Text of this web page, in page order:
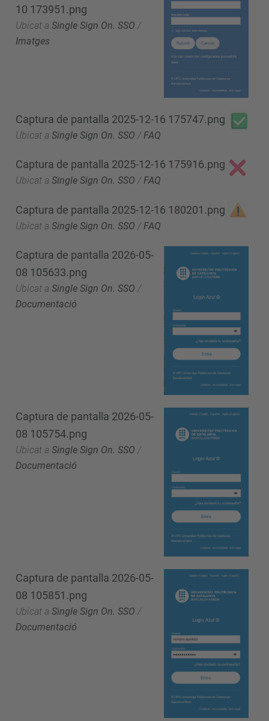
10 173951.png
Ubicat a Single Sign On. SSO /
Imatges
Captura de pantalla 2025-12-16 175747.png
Ubicat a Single Sign On. SSO / FAQ
Captura de pantalla 2025-12-16 175916.png
Ubicat a Single Sign On. SSO /FAQ
Captura de pantalla 2025-12-16 180201.png
Ubicat a Single Sign On. SSO / FAQ
Captura de pantalla 2026-05-
08 105633.png
Ubicat a Single Sign On. SSO /
Documentació
Captura de pantalla 2026-05-
08 105754.png
Ubicat a Single Sign On. SSO /
Documentació
Captura de pantalla 2026-05-
08 105851.png
Ubicat a Single Sign On. SSO /
Documentació